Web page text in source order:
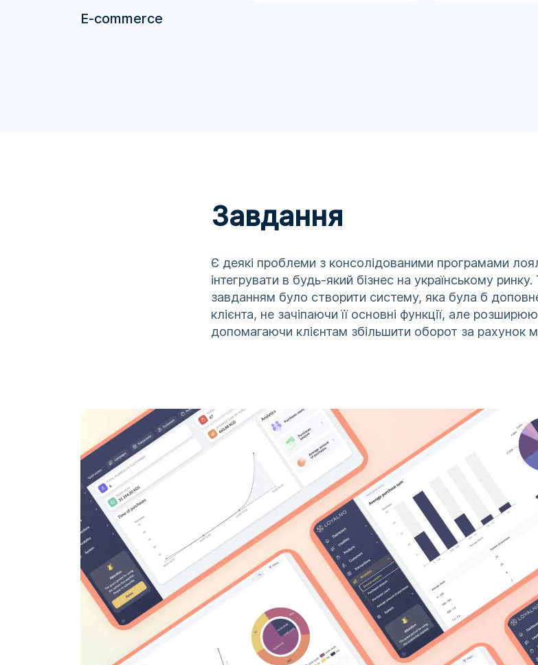
E-commerce
Завдання
Є деякі проблеми з консолідованими програмами
інтегрувати в будь-який бізнес на українському
завданням було створити систему, яка була б
клієнта, не зачіпаючи її основні функції, але
допомагаючи клієнтам збільшити оборот за рахунок